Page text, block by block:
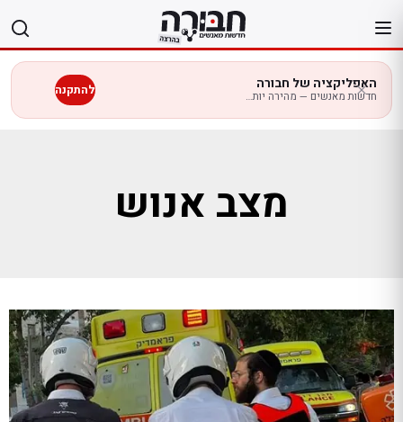
לתוכן
האפליקציה של חבורה
חדשות מאנשים — מהירה יותר בנייד להתקנה
מצב אנוש